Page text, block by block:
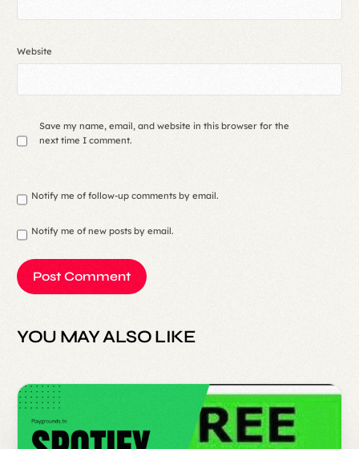
Website
Save my name, email, and website in this browser for the
next time I comment.
Notify me of follow-up comments by email.
Notify me of new posts by email.
YOU MAY ALSO LIKE